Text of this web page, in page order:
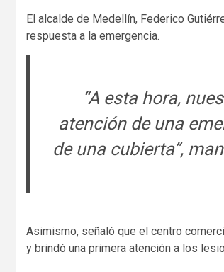
El alcalde de Medellín, Federico
respuesta a la emergencia.
“A esta hora,
atención de una
de una cubierta”,
Asimismo, señaló que el centro
y brindó una primera atención a los